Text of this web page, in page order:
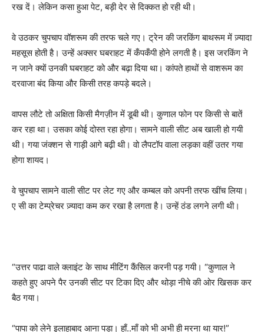
रख दें। लेकिन कसा हुआ पेट, बड़ी देर से दिक्कत हो रही थी।
वे उठकर चुपचाप वॉशरूम की तरफ चले गए। ट्रेन की जरकिंग बाथरूम में ज़्यादा
महसूस होती है। उन्हें अक्सर घबराहट में कँपकँपी होने लगती है। इस जरकिंग ने
न जाने क्यों उनकी घबराहट को और बढ़ा दिया था। कांपते हाथों से वाशरूम का
दरवाजा बंद किया और किसी तरह कपड़े बदले।
वापस लौटे तो अक्षिता किसी मैगज़ीन में डूबी थी। कुणाल फोन पर किसी से बातें
कर रहा था। उसका कोई दोस्त रहा होगा। सामने वाली सीट अब खाली हो गयी
थी। गया जंक्शन से गाड़ी आगे बढ़ी थी। वो लैपटॉप वाला लड़का वहीं उतर गया
होगा शायद।
वे चुपचाप सामने वाली सीट पर लेट गए और कम्बल को अपनी तरफ खींच लिया।
ए सी का टेम्प्रेचर ज़्यादा कम कर रखा है लगता है। उन्हें ठंड लगने लगी थी।
“उत्तर पाढा वाले क्लाइंट के साथ मीटिंग कैंसिल करनी पड़ गयी। “कुणाल ने
कहते हुए अपने पैर उनकी सीट पर टिका दिए और थोड़ा नीचे की ओर खिसक कर
बैठ गया।
“पापा को लेने इलाहाबाद आना पड़ा। हाँ..माँ को भी अभी ही मरना था यार!”